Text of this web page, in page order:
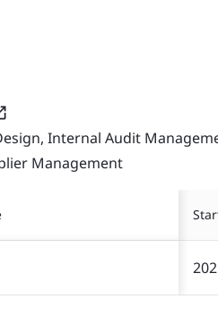
Internal Audit
Management